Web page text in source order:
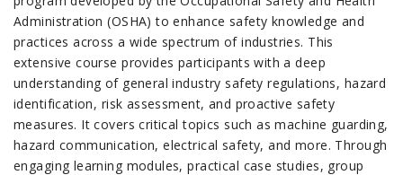
Administration (OSHA) to enhance safety knowledge and
practices across a wide spectrum of industries. This
extensive course provides participants with a deep
understanding of general industry safety regulations, hazard
identification, risk assessment, and proactive safety
measures. It covers critical topics such as machine guarding,
hazard communication, electrical safety, and more. Through
engaging learning modules, practical case studies, group